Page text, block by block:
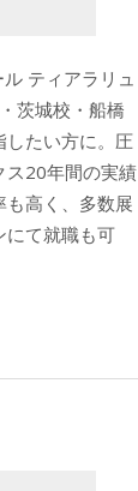
ル ティアラリュ
茨城校・船橋
したい方に。圧
ス20年間の実績
も高く、多数展
にて就職も可